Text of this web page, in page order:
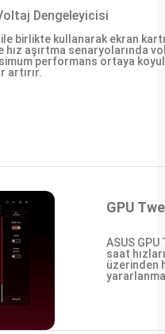
Dengeleyicisi
birlikte kullanarak ekran
hız aşırtma senaryolarında
performans ortaya
artırır.
GPU
ASUS
saat
üzerinden